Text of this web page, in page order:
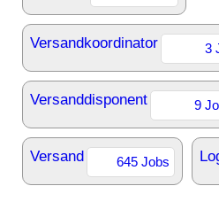
Versandkoordinator 3
Versanddisponent 9
Versand 645 Jobs